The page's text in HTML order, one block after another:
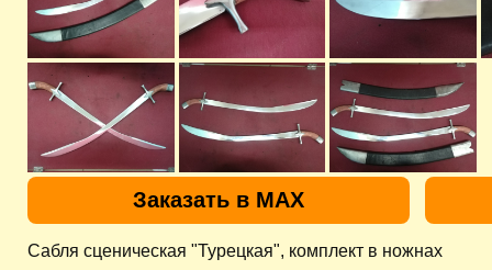
Заказать в MAX
Сабля сценическая "Турецкая", комплект в ножнах